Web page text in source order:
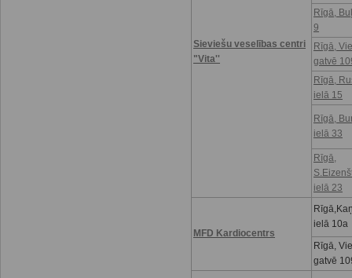
Sieviešu veselības centri
"Vita''
Rīgā,
9
Rīgā,
gatvē
Rīgā,
ielā 15
Rīgā,
ielā 33
Rīgā,
ielā 23
MFD Kardiocentrs
ielā 10a
Rīgā,
gatvē